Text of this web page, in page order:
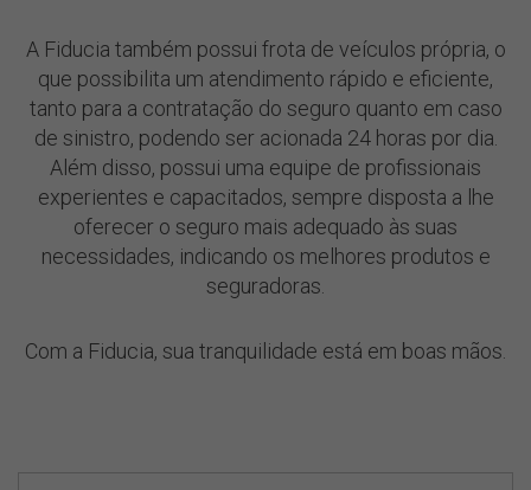
A Fiducia também possui frota de veículos própria, o
que possibilita um atendimento rápido e eficiente,
tanto para a contratação do seguro quanto em caso
de sinistro, podendo ser acionada 24 horas por dia.
Além disso, possui uma equipe de profissionais
experientes e capacitados, sempre disposta a lhe
oferecer o seguro mais adequado às suas
necessidades, indicando os melhores produtos e
seguradoras.
Com a Fiducia, sua tranquilidade está em boas mãos.